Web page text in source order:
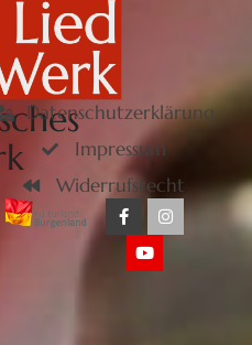
Datenschutzerklärung
Impressum
Widerrufsrecht